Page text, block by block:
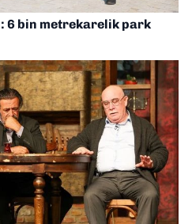
6 bin metrekarelik park